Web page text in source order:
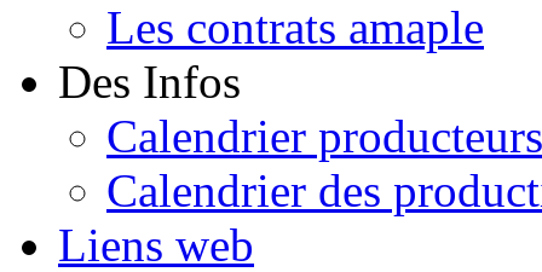
Les contrats amaple
Des Infos
Calendrier producteurs
Calendrier des
Liens web